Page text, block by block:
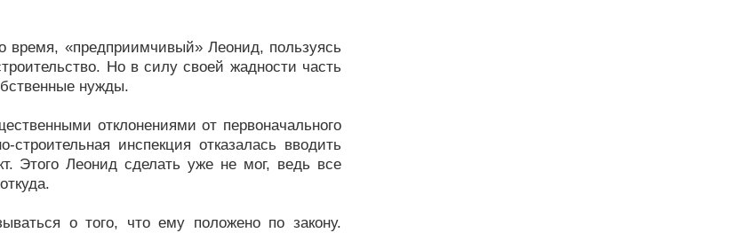
время, «предприимчивый» Леонид, пользуясь
Но в силу своей жадности часть
нужды.
отклонениями от первоначального
строительная инспекция отказалась вводить
Этого Леонид сделать уже не мог, ведь все
о того, что ему положено по закону.